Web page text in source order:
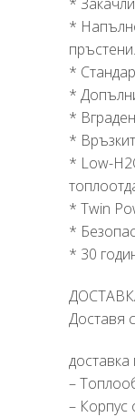
*
пръстени.
*
*
*
*
* Low-
* Twin
*
* 30
Доставя
–
– Корпус